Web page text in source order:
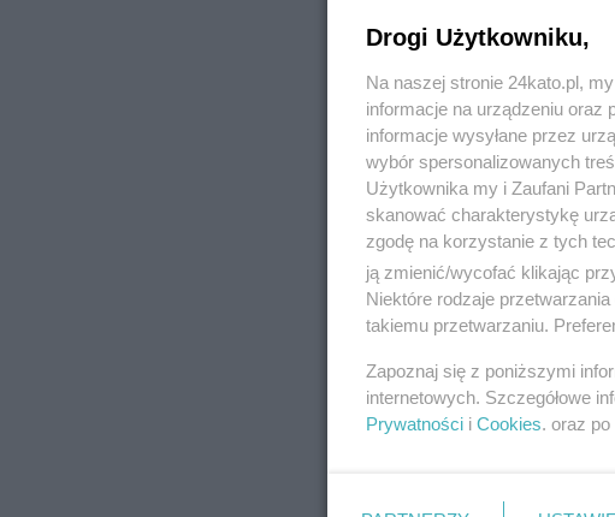
REKLAMA
Drogi Użytkowniku,
Na naszej stronie 24kato.pl,
informacje na urządzeniu oraz
informacje wysyłane przez
wybór spersonalizowanych
Użytkownika my i Zaufani
skanować charakterystykę
zgodę na korzystanie z tych
ją zmienić/wycofać klikając
Niektóre rodzaje
takiemu przetwarzaniu.
Zapoznaj się z poniższymi
internetowych. Szczegółowe
Prywatności i Cookies. oraz po